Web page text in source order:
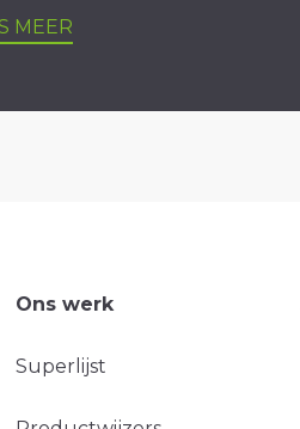
MEER
Ons werk
Superlijst